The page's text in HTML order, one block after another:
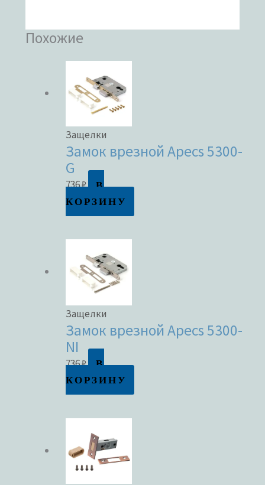
Похожие
Защелки
Замок врезной Apecs 5300-
G
736₽
В
КОРЗИНУ
Защелки
Замок врезной Apecs 5300-
NI
736₽
В
КОРЗИНУ